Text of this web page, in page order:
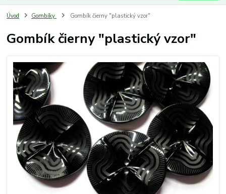
Úvod Gombíky Gombík čierny "plastický vzor"
Gombík čierny "plastický vzor"